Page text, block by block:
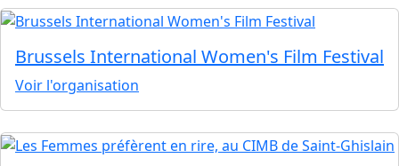
Brussels International Women's Film Festival
Voir l'organisation